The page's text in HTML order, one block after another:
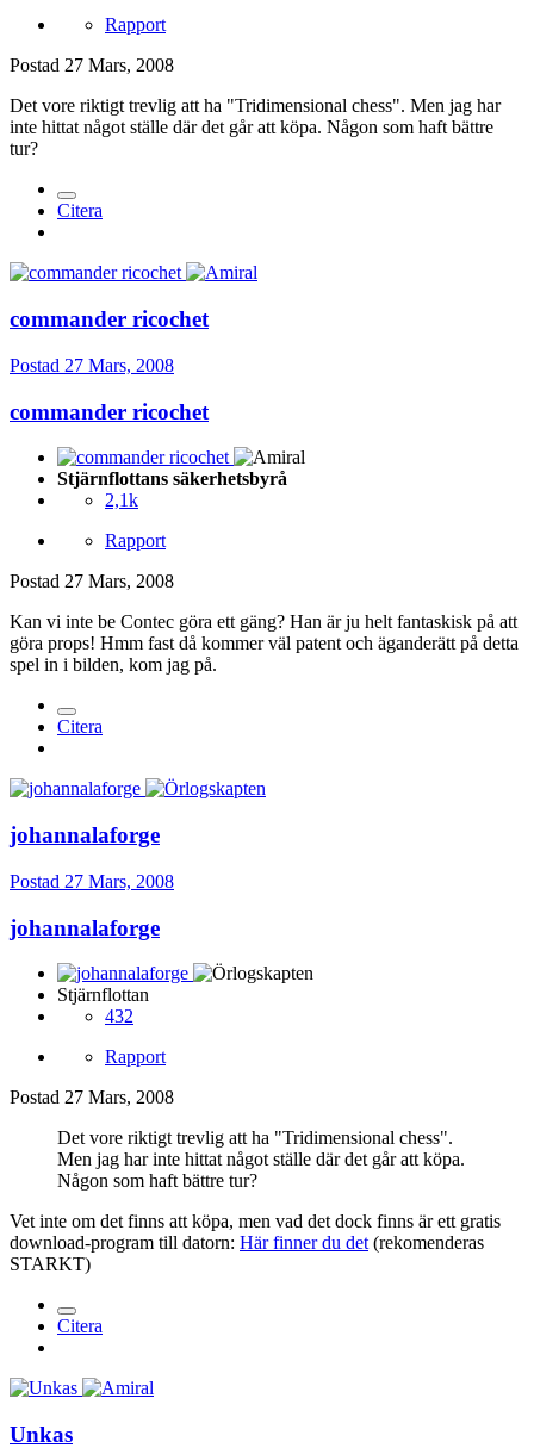
Rapport
Postad 27 Mars, 2008
Det vore riktigt trevlig att ha "Tridimensional chess". Men jag har
inte hittat något ställe där det går att köpa. Någon som haft bättre
tur?
Citera
commander ricochet
Postad 27 Mars, 2008
commander ricochet
Stjärnflottans säkerhetsbyrå
2,1k
Rapport
Postad 27 Mars, 2008
Kan vi inte be Contec göra ett gäng? Han är ju helt fantaskisk på att
göra props! Hmm fast då kommer väl patent och äganderätt på detta
spel in i bilden, kom jag på.
Citera
johannalaforge
Postad 27 Mars, 2008
johannalaforge
Stjärnflottan
432
Rapport
Postad 27 Mars, 2008
Det vore riktigt trevlig att ha "Tridimensional chess".
Men jag har inte hittat något ställe där det går att köpa.
Någon som haft bättre tur?
Vet inte om det finns att köpa, men vad det dock finns är ett gratis
download-program till datorn: Här finner du det (rekomenderas
STARKT)
Citera
Unkas